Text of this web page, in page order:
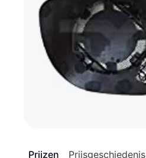
Prijzen Prijsgeschiedenis